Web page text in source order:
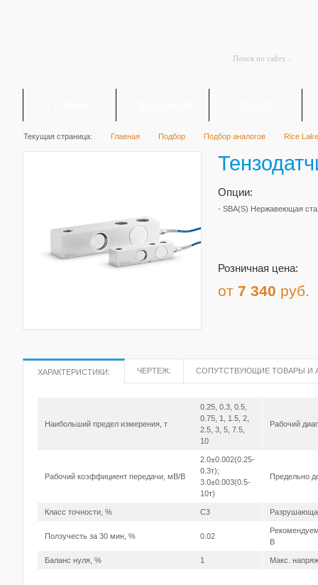
Текущая страница: Главная Подбор Подбор аналогов Rice
Опции:
- SBA(S) Нержавеющая
Розничная цена:
от 7 340 руб.
ХАРАКТЕРИСТИКИ: ЧЕРТЕЖ: СОПУТСТВУЮЩИЕ ТОВАРЫ И
Наибольший предел измерения, т
0.25, 0.3, 0.5,
0.75, 1, 1.5, 2,
2.5, 3, 5, 7.5,
10
Рабочий
Рабочий коэффициент передачи, мВ/В
2.0±0.002(0.25-
0.3т);
3.0±0.003(0.5-
10т)
Предельно
Класс точности, % C3
Ползучесть за 30 мин, % 0.02
В
Баланс нуля, % 1 Макс.